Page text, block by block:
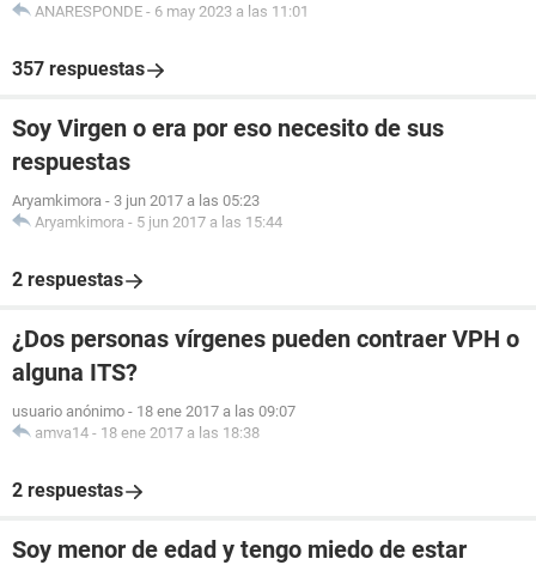
ANARESPONDE - 6 may 2023 a las 11:01
357 respuestas
Soy Virgen o era por eso necesito de sus
respuestas
Aryamkimora - 3 jun 2017 a las 05:23
Aryamkimora - 5 jun 2017 a las 15:44
2 respuestas
¿Dos personas vírgenes pueden contraer VPH o
alguna ITS?
usuario anónimo - 18 ene 2017 a las 09:07
amva14 - 18 ene 2017 a las 18:38
2 respuestas
Soy menor de edad y tengo miedo de estar